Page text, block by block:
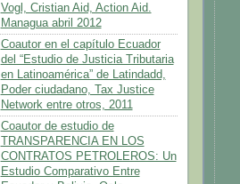
Vogl, Cristian Aid, Action Aid.
Managua abril 2012
Coautor en el capítulo Ecuador
del “Estudio de Justicia Tributaria
en Latinoamérica” de Latindadd,
Poder ciudadano, Tax Justice
Network entre otros, 2011
Coautor de estudio de
TRANSPARENCIA EN LOS
CONTRATOS PETROLEROS: Un
Estudio Comparativo Entre